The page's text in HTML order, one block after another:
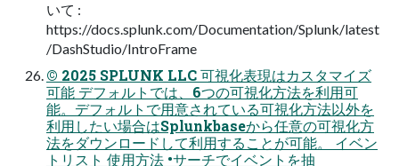
いて :
https://docs.splunk.com/Documentation/Splunk/latest
/DashStudio/IntroFrame
© 2025 SPLUNK LLC 可視化表現はカスタマイズ
可能 デフォルトでは、6つの可視化方法を利用可
能。デフォルトで用意されている可視化方法以外を
利用したい場合はSplunkbaseから任意の可視化方
法をダウンロードして利用することが可能。 イベン
トリスト 使用方法 •サーチでイベントを抽